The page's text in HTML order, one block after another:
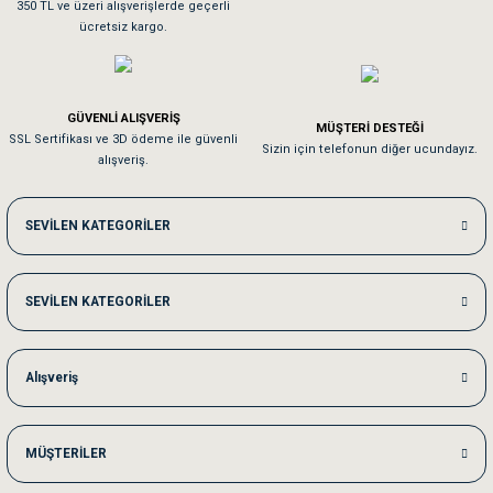
Kedilerim beğeniyorlar. Memnunuz. Uygun fiyatta olması iyi.
Me***** Ya******
Akşam verdiğim sipariş bir sonraki gün elime ulaştı. Jack russell köpeğim
Ka***** Ar******
Ufak bir sorun harici sorun olmadı sağolsunlar onuda hemen çözdüler
350 TL ve üzeri alışverişlerde geçerli
ücretsiz kargo.
GÜVENLİ ALIŞVERİŞ
SSL Sertifikası ve 3D ödeme ile güvenli
alışveriş.
MÜŞTERİ DESTEĞİ
Sizin için telefonun diğer ucundayız.
SEVİLEN KATEGORİLER
SEVİLEN KATEGORİLER
Alışveriş
MÜŞTERİLER